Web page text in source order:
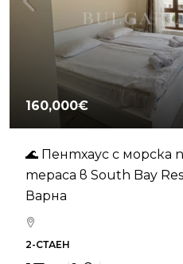
160,000€
🌊 Пентхаус с морска
тераса в South Bay
Варна
2-СТАЕН